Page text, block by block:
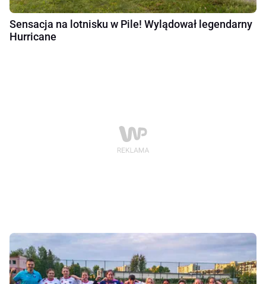
Sensacja na lotnisku w Pile! Wylądował legendarny
Hurricane